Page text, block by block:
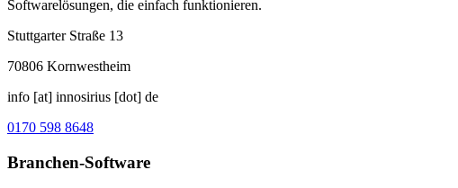
Softwarelösungen, die einfach funktionieren.
Stuttgarter Straße 13
70806 Kornwestheim
info [at] innosirius [dot] de
0170 598 8648
Branchen-Software